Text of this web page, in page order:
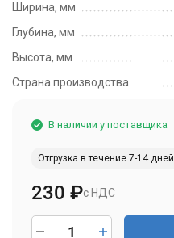
Ширина, мм
Глубина, мм
Высота, мм
Страна производства
В наличии у поставщика
Отгрузка в течение 7-14 дней
с НДС
230 ₽